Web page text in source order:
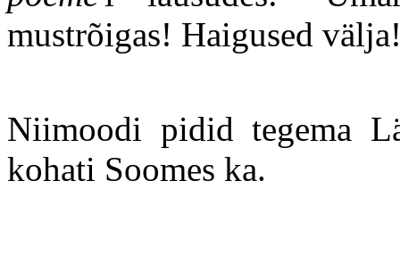
mustrõigas! Haigused
Niimoodi pidid tegema
kohati Soomes ka.